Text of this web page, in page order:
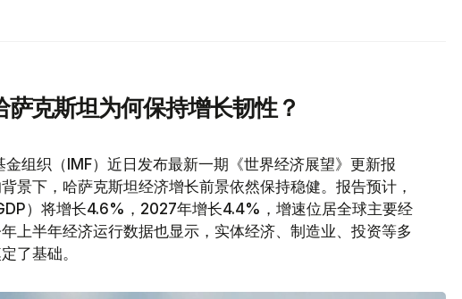
克斯坦为何保持增长韧性？
金组织（IMF）近日发布最新一期《世界经济展望》更新报
景下，哈萨克斯坦经济增长前景依然保持稳健。报告预计，
）将增长4.6%，2027年增长4.4%，增速位居全球主要经
上半年经济运行数据也显示，实体经济、制造业、投资等多
了基础。